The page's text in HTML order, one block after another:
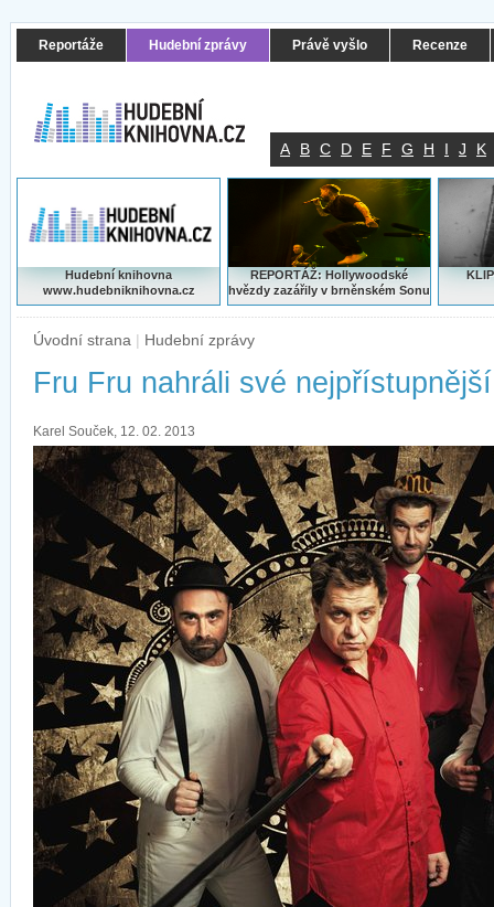
Reportáže Hudební zprávy Právě vyšlo Recenze
A B C D E F G H I J K
Hudební knihovna
www.hudebniknihovna.cz
REPORTÁŽ: Hollywoodské
hvězdy zazářily v brněnském Sonu
Úvodní strana | Hudební zprávy
Fru Fru nahráli své
Karel Souček, 12. 02. 2013